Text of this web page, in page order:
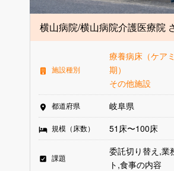
横山病院/横山病院介護医療院
施設種別
療養病床（ケア
期）
その他施設
都道府県 岐阜県
規模（床数） 51床〜100床
課題
委託切り替え 業
ト 食事の内容